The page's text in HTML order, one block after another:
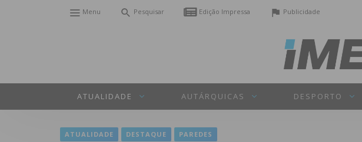
Menu Pesquisar Edição Impressa Publicidade
ATUALIDADE AUTÁRQUICAS DESPORTO
ATUALIDADE DESTAQUE PAREDES